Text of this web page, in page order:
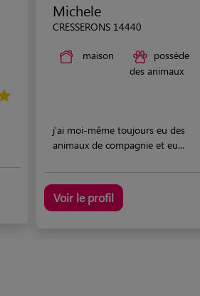
Michele
CRESSERONS 14440
maison
possède
des animaux
j'ai moi-même toujours eu des
animaux de compagnie et eu...
Voir le profil